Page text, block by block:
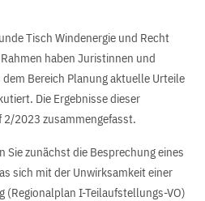
Tisch Windenergie und Recht
haben Juristinnen und
Bereich Planung aktuelle Urteile
Die Ergebnisse dieser
2023 zusammengefasst.
zunächst die Besprechung eines
sich mit der Unwirksamkeit einer
I-Teilaufstellungs-VO)